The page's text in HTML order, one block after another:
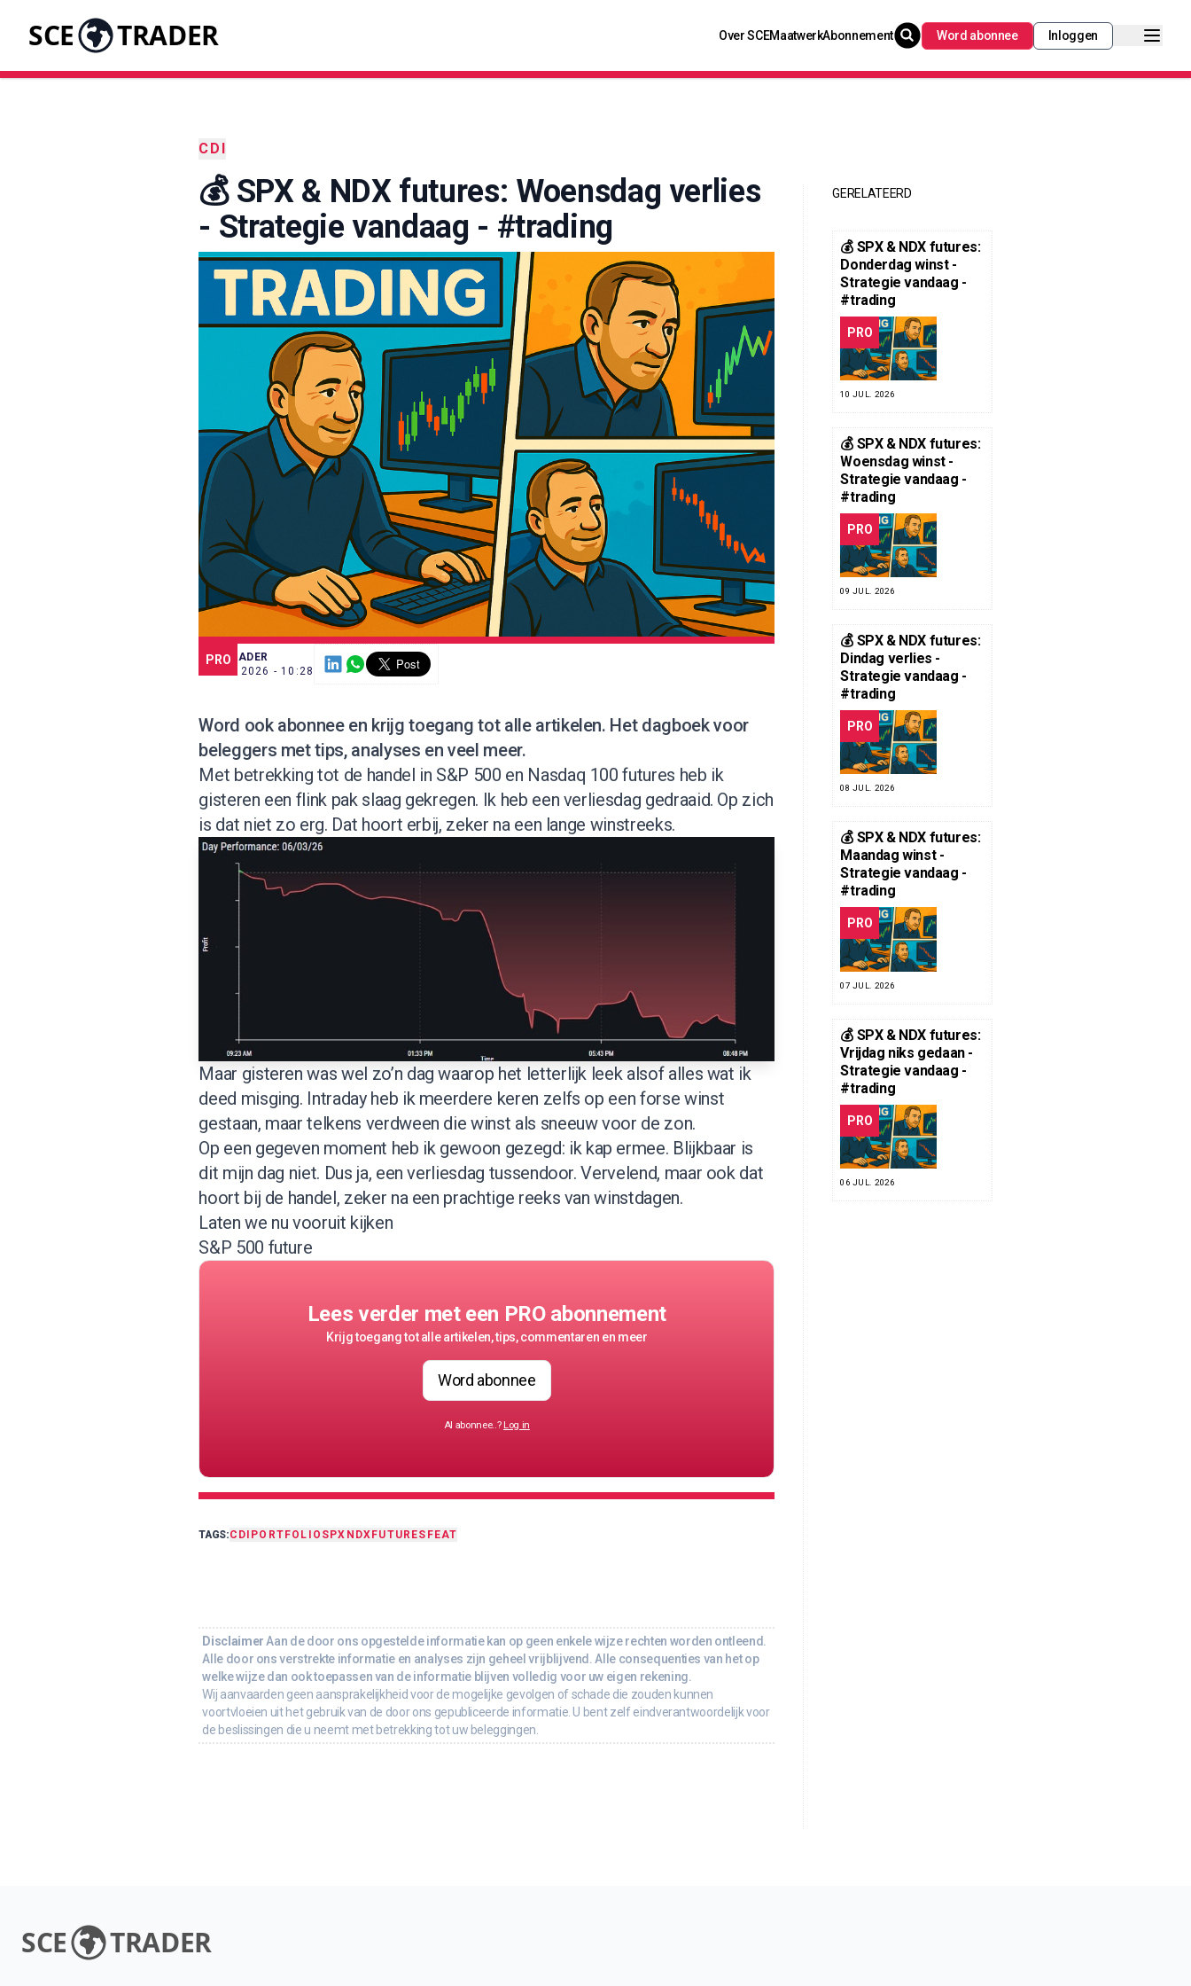
SCE TRADER Over SCEMaatwerkAbonnement Word abonnee Inloggen
CDI
💰 SPX & NDX futures: Woensdag verlies
- Strategie vandaag - #trading
PRO
SCE TRADER
4 JUN. 2026 - 10:28
Word ook abonneeen krijg toegang tot alle artikelen. Het dagboek voor
beleggers met tips, analyses en veel meer.
Met betrekking tot de handel in S&P 500 en Nasdaq 100 futures heb ik
gisteren een flink pak slaag gekregen. Ik heb een verliesdag gedraaid. Op zich
is dat niet zo erg. Dat hoort erbij, zeker na een lange winstreeks.
Maar gisteren was wel zo’n dag waarop het letterlijk leek alsof alles wat ik
deed misging. Intraday heb ik meerdere keren zelfs op een forse winst
gestaan, maar telkens verdween die winst als sneeuw voor de zon.
Op een gegeven moment heb ik gewoon gezegd: ik kap ermee. Blijkbaar is
dit mijn dag niet. Dus ja, een verliesdag tussendoor. Vervelend, maar ook dat
hoort bij de handel, zeker na een prachtige reeks van winstdagen.
Laten we nu vooruit kijken
S&P 500 future
Lees verder met een PRO abonnement
Krijg toegang tot alle artikelen, tips, commentaren en meer
Word abonnee
Al abonnee..? Log in
TAGS:CDI PORTFOLIO SPX NDX FUTURES FEAT
DisclaimerAan de door ons opgestelde informatie kan op geen enkele wijze rechten worden ontleend.
Alle door ons verstrekte informatie en analyses zijn geheel vrijblijvend. Alle consequenties van het op
welke wijze dan ook toepassen van de informatie blijven volledig voor uw eigen rekening.
Wij aanvaarden geen aansprakelijkheid voor de mogelijke gevolgen of schade die zouden kunnen
voortvloeien uit het gebruik van de door ons gepubliceerde informatie. U bent zelf eindverantwoordelijk voor
de beslissingen die u neemt met betrekking tot uw beleggingen.
GERELATEERD
💰 SPX & NDX futures:
Donderdag winst -
Strategie vandaag -
#trading
PRO
10 JUL. 2026
💰 SPX & NDX futures:
Woensdag winst -
Strategie vandaag -
#trading
PRO
09 JUL. 2026
💰 SPX & NDX futures:
Dindag verlies -
Strategie vandaag -
#trading
PRO
08 JUL. 2026
💰 SPX & NDX futures:
Maandag winst -
Strategie vandaag -
#trading
PRO
07 JUL. 2026
💰 SPX & NDX futures:
Vrijdag niks gedaan -
Strategie vandaag -
#trading
PRO
06 JUL. 2026
SCE TRADER